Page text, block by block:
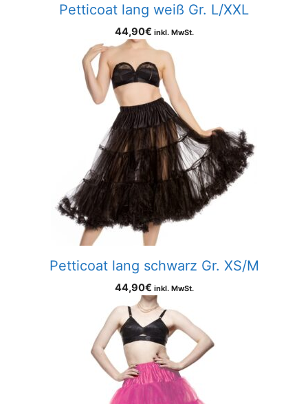
Petticoat lang weiß Gr. L/XXL
44,90€ inkl. MwSt.
Petticoat lang schwarz Gr. XS/M
44,90€ inkl. MwSt.